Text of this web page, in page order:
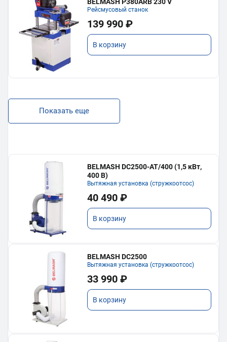
Рейсмусовый станок
139 990 ₽
В корзину
Показать еще
BELMASH DC2500-AT/400 (1,5 кВт,
400 В)
Вытяжная установка (стружкоотсос)
40 490 ₽
В корзину
BELMASH DC2500
Вытяжная установка (стружкоотсос)
33 990 ₽
В корзину